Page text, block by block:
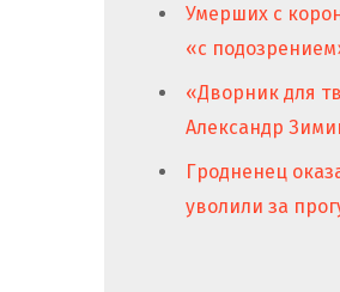
Умерших с
«с
«Дворник для
Александр
Гродненец
уволили за